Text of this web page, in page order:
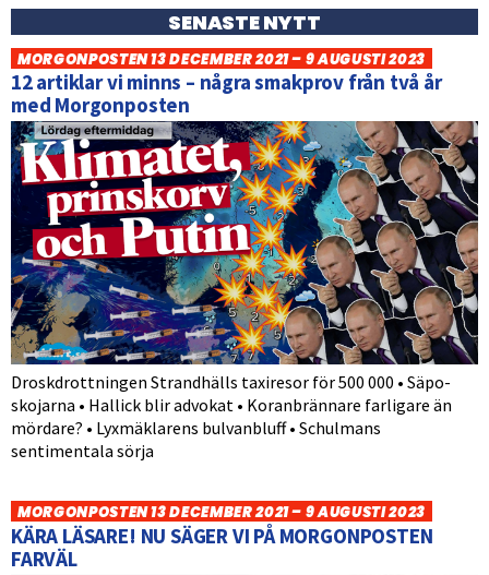
SENASTE NYTT
MORGONPOSTEN 13 DECEMBER 2021 – 9 AUGUSTI 2023
12 artiklar vi minns – några smakprov från två år
med Morgonposten
Droskdrottningen Strandhälls taxiresor för 500 000 • Säpo-
skojarna • Hallick blir advokat • Koranbrännare farligare än
mördare? • Lyxmäklarens bulvanbluff • Schulmans
sentimentala sörja
MORGONPOSTEN 13 DECEMBER 2021 – 9 AUGUSTI 2023
KÄRA LÄSARE! NU SÄGER VI PÅ MORGONPOSTEN
FARVÄL